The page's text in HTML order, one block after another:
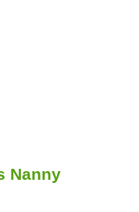
Nanny